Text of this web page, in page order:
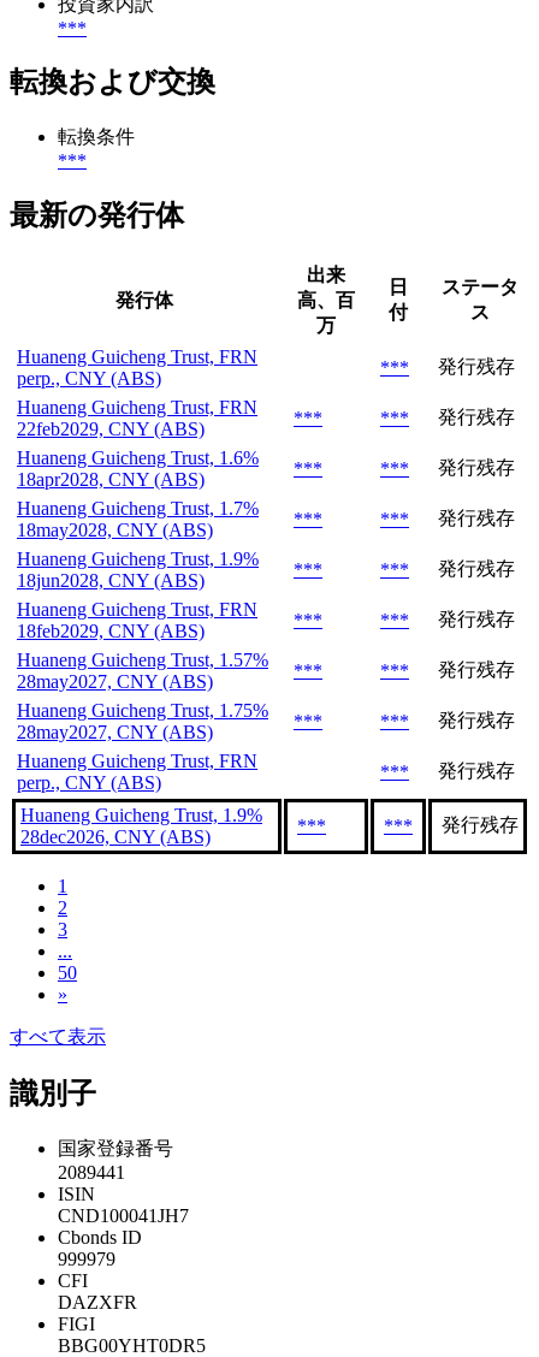
***
転換および交換
転換条件
***
最新の発行体
発行体
出来
高、百
万
日
付
ステータ
ス
Huaneng Guicheng Trust, FRN
perp., CNY (ABS)
***
発行残存
Huaneng Guicheng Trust, FRN
22feb2029, CNY (ABS)
*** ***
発行残存
Huaneng Guicheng Trust, 1.6%
18apr2028, CNY (ABS)
*** ***
発行残存
Huaneng Guicheng Trust, 1.7%
18may2028, CNY (ABS)
*** ***
発行残存
Huaneng Guicheng Trust, 1.9%
18jun2028, CNY (ABS)
*** ***
発行残存
Huaneng Guicheng Trust, FRN
18feb2029, CNY (ABS)
*** ***
発行残存
Huaneng Guicheng Trust, 1.57%
28may2027, CNY (ABS)
*** ***
発行残存
Huaneng Guicheng Trust, 1.75%
28may2027, CNY (ABS)
*** ***
発行残存
Huaneng Guicheng Trust, FRN
perp., CNY (ABS)
*** 発行残存
Huaneng Guicheng Trust, 1.9%
28dec2026, CNY (ABS)
*** *** 発行残存
1
2
3
...
50
»
すべて表示
識別子
国家登録番号
2089441
ISIN
CND100041JH7
Cbonds ID
999979
CFI
DAZXFR
FIGI
BBG00YHT0DR5